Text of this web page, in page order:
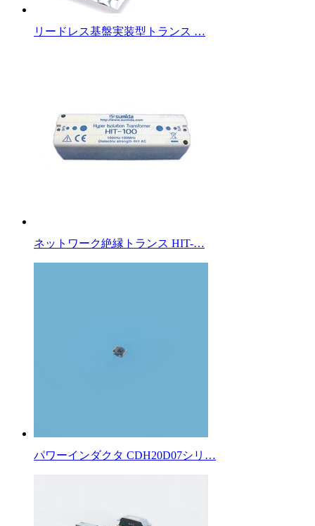
リードレス基盤実装型トランス …
ネットワーク絶縁トランス HIT-…
パワーインダクタ CDH20D07シリ…